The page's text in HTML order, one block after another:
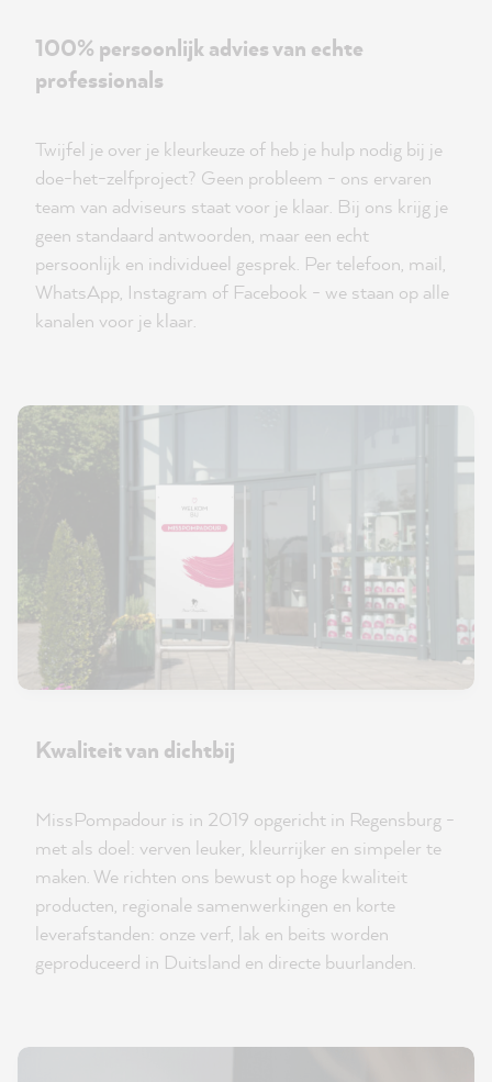
100% persoonlijk advies van echte
professionals
Twijfel je over je kleurkeuze of heb je hulp nodig bij je
doe-het-zelfproject? Geen probleem - ons ervaren
team van adviseurs staat voor je klaar. Bij ons krijg je
geen standaard antwoorden, maar een echt
persoonlijk en individueel gesprek. Per telefoon, mail,
WhatsApp, Instagram of Facebook - we staan op alle
kanalen voor je klaar.
Kwaliteit van dichtbij
MissPompadour is in 2019 opgericht in Regensburg -
met als doel: verven leuker, kleurrijker en simpeler te
maken. We richten ons bewust op hoge kwaliteit
producten, regionale samenwerkingen en korte
leverafstanden: onze verf, lak en beits worden
geproduceerd in Duitsland en directe buurlanden.